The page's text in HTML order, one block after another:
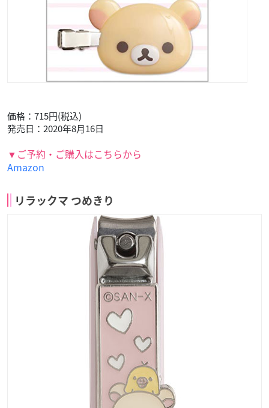
価格：715円(税込)
発売日：2020年8月16日
▼ご予約・ご購入はこちらから
Amazon
リラックマ つめきり